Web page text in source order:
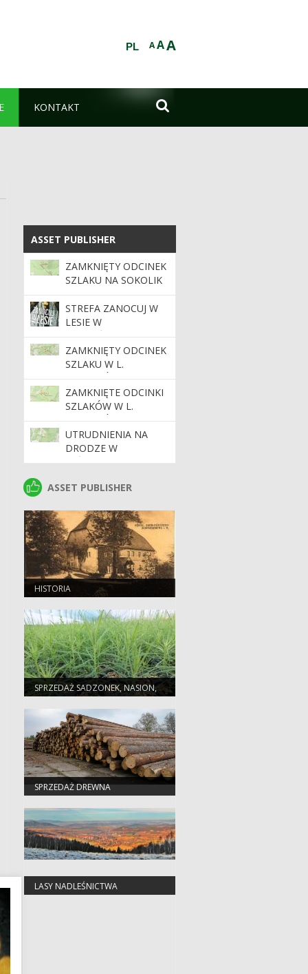
AAA
PL
KONTAKT 
ASSET PUBLISHER
ASSET PUBLISHER
ZAMKNIĘTY ODCINEK
SZLAKU NA SOKOLIK
DUŻY
STREFA ZANOCUJ W
LESIE W
NADLEŚNICTWIE
"ŚNIEŻKA"
ZAMKNIĘTY ODCINEK
SZLAKU W L.
GRUSZKÓW
ZAMKNIĘTE ODCINKI
SZLAKÓW W L.
GRUSZKÓW
UTRUDNIENIA NA
DRODZE W
LEŚNICTWIE
ASSET PUBLISHER
ASSET PUBLISHER
HISTORIA
SPRZEDAŻ SADZONEK, NASION,
CHOINEK
SPRZEDAŻ DREWNA
LASY NADLEŚNICTWA